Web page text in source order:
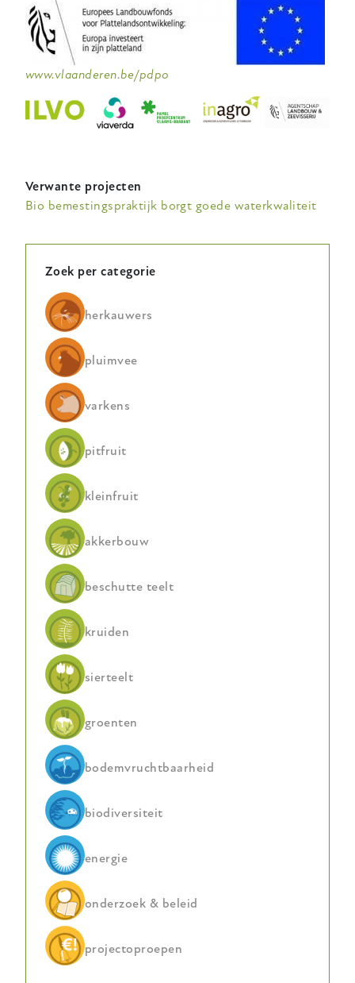
www.vlaanderen.be/pdpo
Verwante projecten
Bio bemestingspraktijk borgt goede waterkwaliteit
Zoek per categorie
herkauwers
pluimvee
varkens
pitfruit
kleinfruit
akkerbouw
beschutte teelt
kruiden
sierteelt
groenten
bodemvruchtbaarheid
biodiversiteit
energie
onderzoek & beleid
projectoproepen